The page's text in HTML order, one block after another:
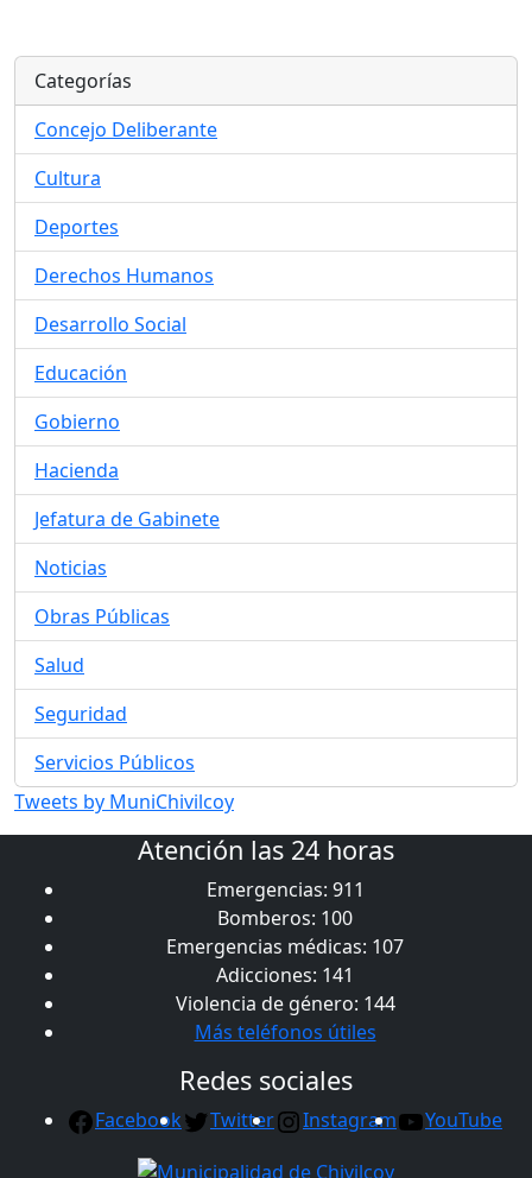
Categorías
Concejo Deliberante
Cultura
Deportes
Derechos Humanos
Desarrollo Social
Educación
Gobierno
Hacienda
Jefatura de Gabinete
Noticias
Obras Públicas
Salud
Seguridad
Servicios Públicos
Tweets by MuniChivilcoy
Atención las 24 horas
Emergencias: 911
Bomberos: 100
Emergencias médicas: 107
Adicciones: 141
Violencia de género: 144
Más teléfonos útiles
Redes sociales
Facebook Twitter Instagram YouTube